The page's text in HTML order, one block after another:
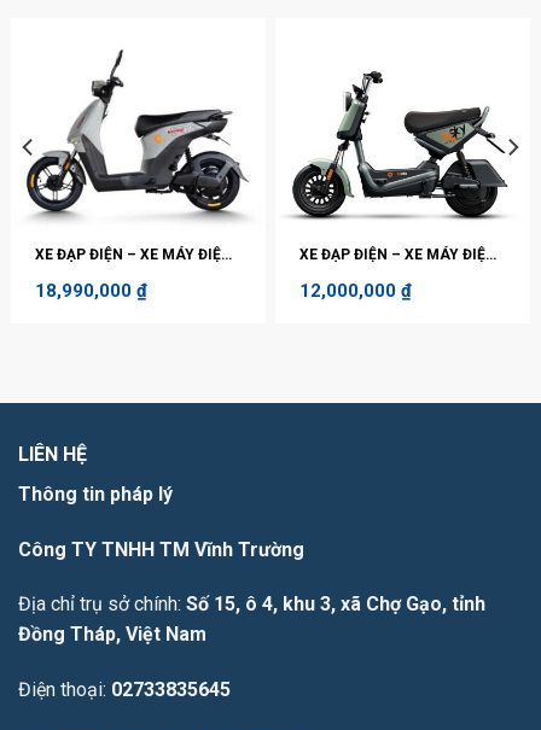
XE ĐẠP ĐIỆN – XE MÁY ĐIỆN
18,990,000 ₫
XE ĐẠP ĐIỆN – XE MÁY ĐIỆN
12,000,000 ₫
LIÊN HỆ
Thông tin pháp lý
Công TY TNHH TM Vĩnh Trường
Địa chỉ trụ sở chính: Số 15, ô 4, khu 3, xã Chợ Gạo, tỉnh
Đồng Tháp, Việt Nam
Điện thoại: 02733835645